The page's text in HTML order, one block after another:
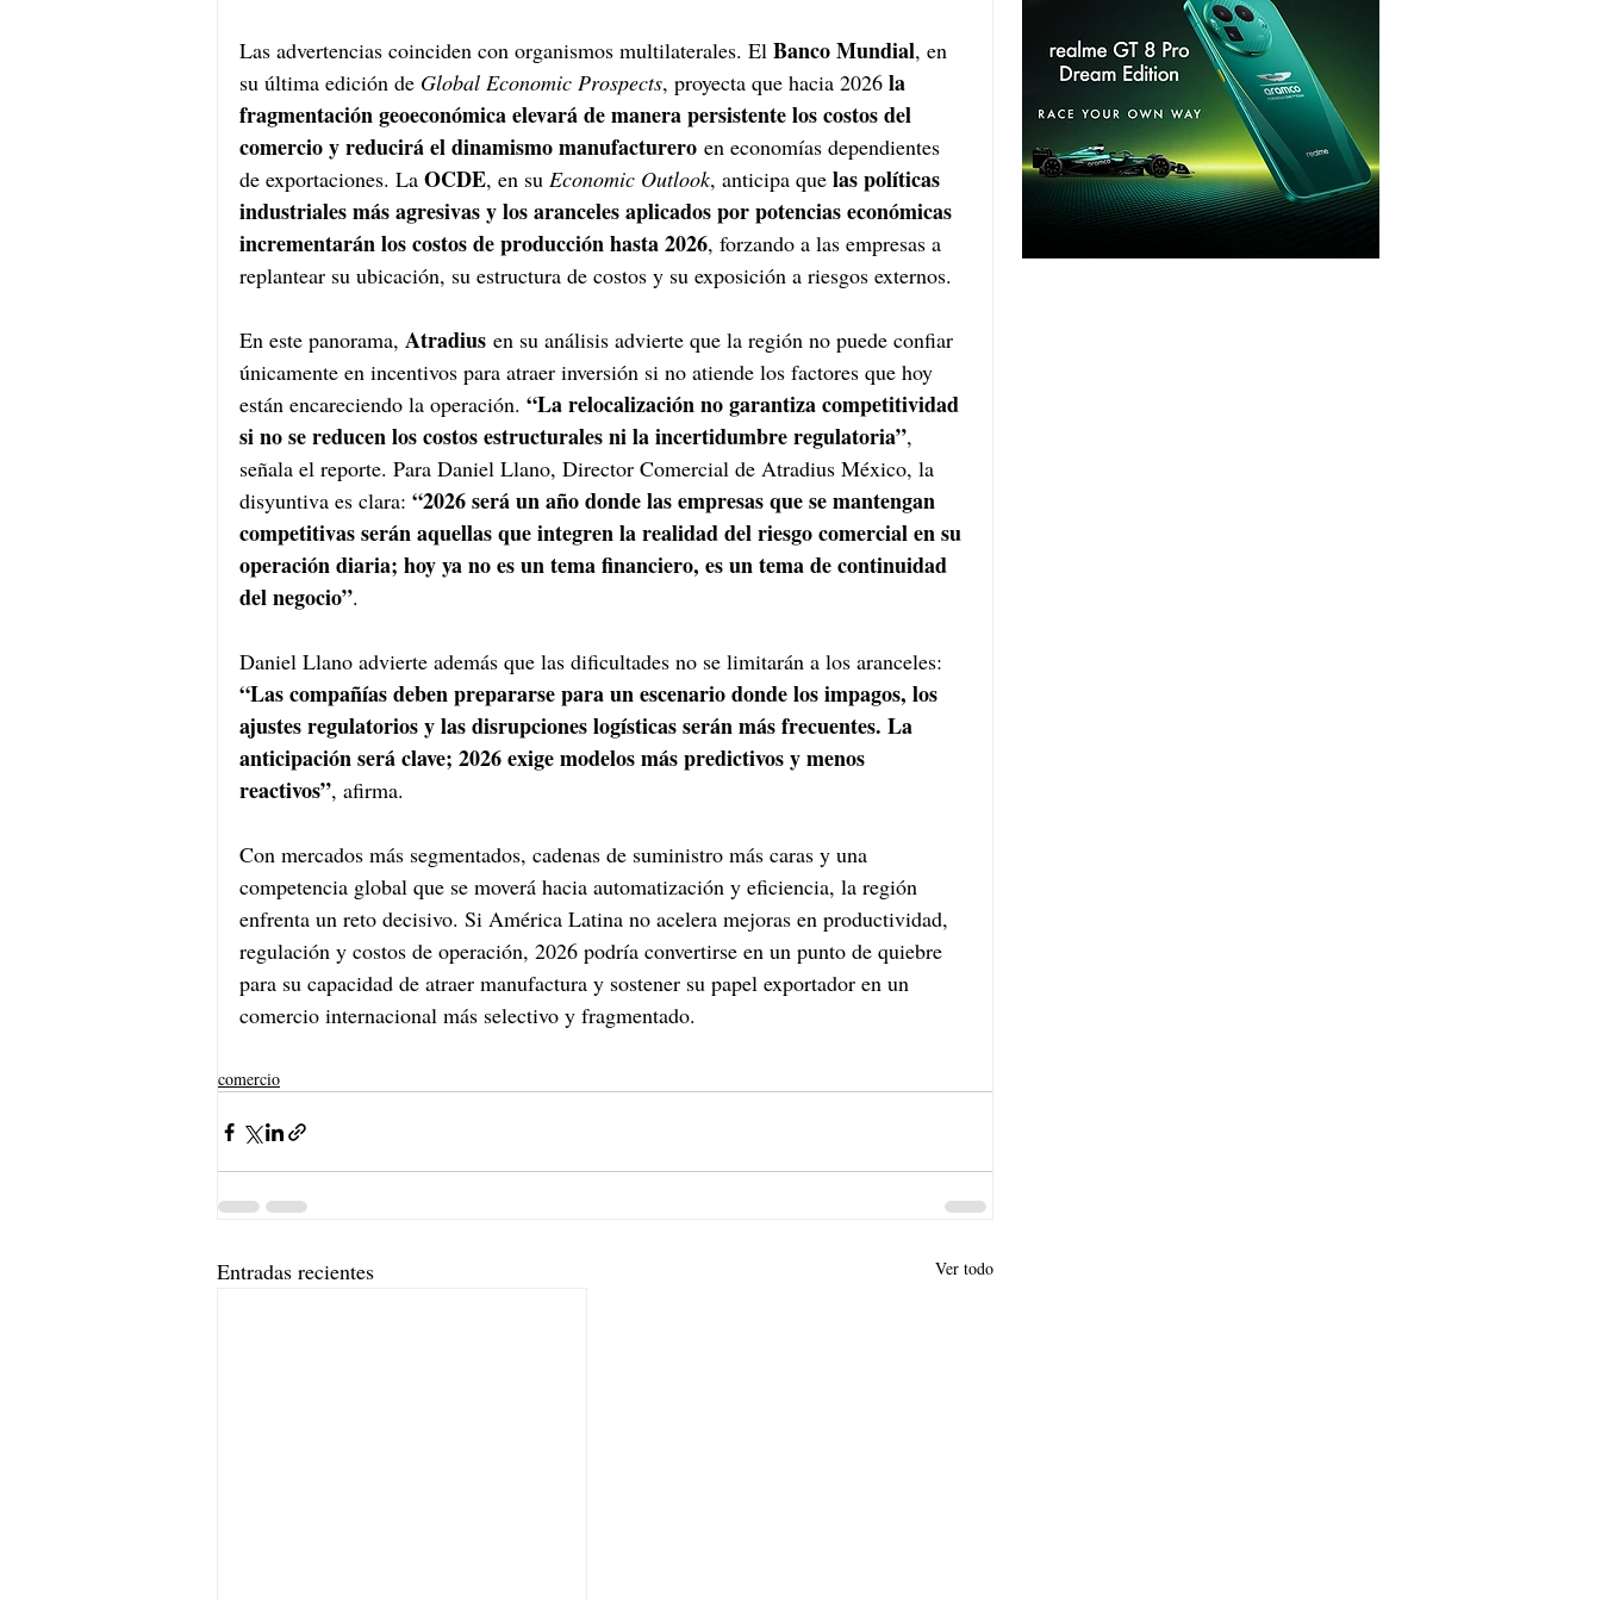
Las advertencias coinciden con organismos multilaterales. El Banco Mundial, en
su última edición de Global Economic Prospects, proyecta que hacia 2026 la
fragmentación geoeconómica elevará de manera persistente los costos del
comercio y reducirá el dinamismo manufacturero en economías dependientes
de exportaciones. La OCDE, en su Economic Outlook, anticipa que las políticas
industriales más agresivas y los aranceles aplicados por potencias económicas
incrementarán los costos de producción hasta 2026, forzando a las empresas a
replantear su ubicación, su estructura de costos y su exposición a riesgos externos.
En este panorama, Atradius en su análisis advierte que la región no puede confiar
únicamente en incentivos para atraer inversión si no atiende los factores que hoy
están encareciendo la operación. “La relocalización no garantiza competitividad
si no se reducen los costos estructurales ni la incertidumbre regulatoria”,
señala el reporte. Para Daniel Llano, Director Comercial de Atradius México, la
disyuntiva es clara: “2026 será un año donde las empresas que se mantengan
competitivas serán aquellas que integren la realidad del riesgo comercial en su
operación diaria; hoy ya no es un tema financiero, es un tema de continuidad
del negocio”.
Daniel Llano advierte además que las dificultades no se limitarán a los aranceles:
“Las compañías deben prepararse para un escenario donde los impagos, los
ajustes regulatorios y las disrupciones logísticas serán más frecuentes. La
anticipación será clave; 2026 exige modelos más predictivos y menos
reactivos”, afirma.
Con mercados más segmentados, cadenas de suministro más caras y una
competencia global que se moverá hacia automatización y eficiencia, la región
enfrenta un reto decisivo. Si América Latina no acelera mejoras en productividad,
regulación y costos de operación, 2026 podría convertirse en un punto de quiebre
para su capacidad de atraer manufactura y sostener su papel exportador en un
comercio internacional más selectivo y fragmentado.
comercio
Entradas recientes Ver todo